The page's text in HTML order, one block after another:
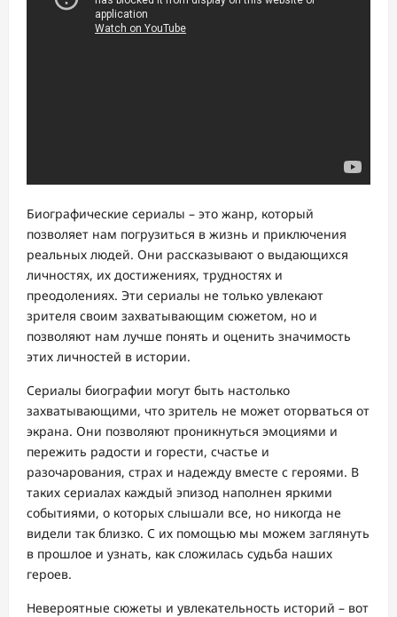
Биографические сериалы – это жанр, который
позволяет нам погрузиться в жизнь и приключения
реальных людей. Они рассказывают о выдающихся
личностях, их достижениях, трудностях и
преодолениях. Эти сериалы не только увлекают
зрителя своим захватывающим сюжетом, но и
позволяют нам лучше понять и оценить значимость
этих личностей в истории.
Сериалы биографии могут быть настолько
захватывающими, что зритель не может оторваться от
экрана. Они позволяют проникнуться эмоциями и
пережить радости и горести, счастье и
разочарования, страх и надежду вместе с героями. В
таких сериалах каждый эпизод наполнен яркими
событиями, о которых слышали все, но никогда не
видели так близко. С их помощью мы можем заглянуть
в прошлое и узнать, как сложилась судьба наших
героев.
Невероятные сюжеты и увлекательность историй – вот